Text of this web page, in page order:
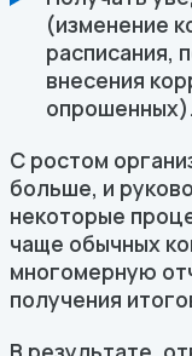
(изменение
расписания,
внесения
опрошенных).
С ростом
больше, и
некоторые
чаще обычных
многомерную
получения